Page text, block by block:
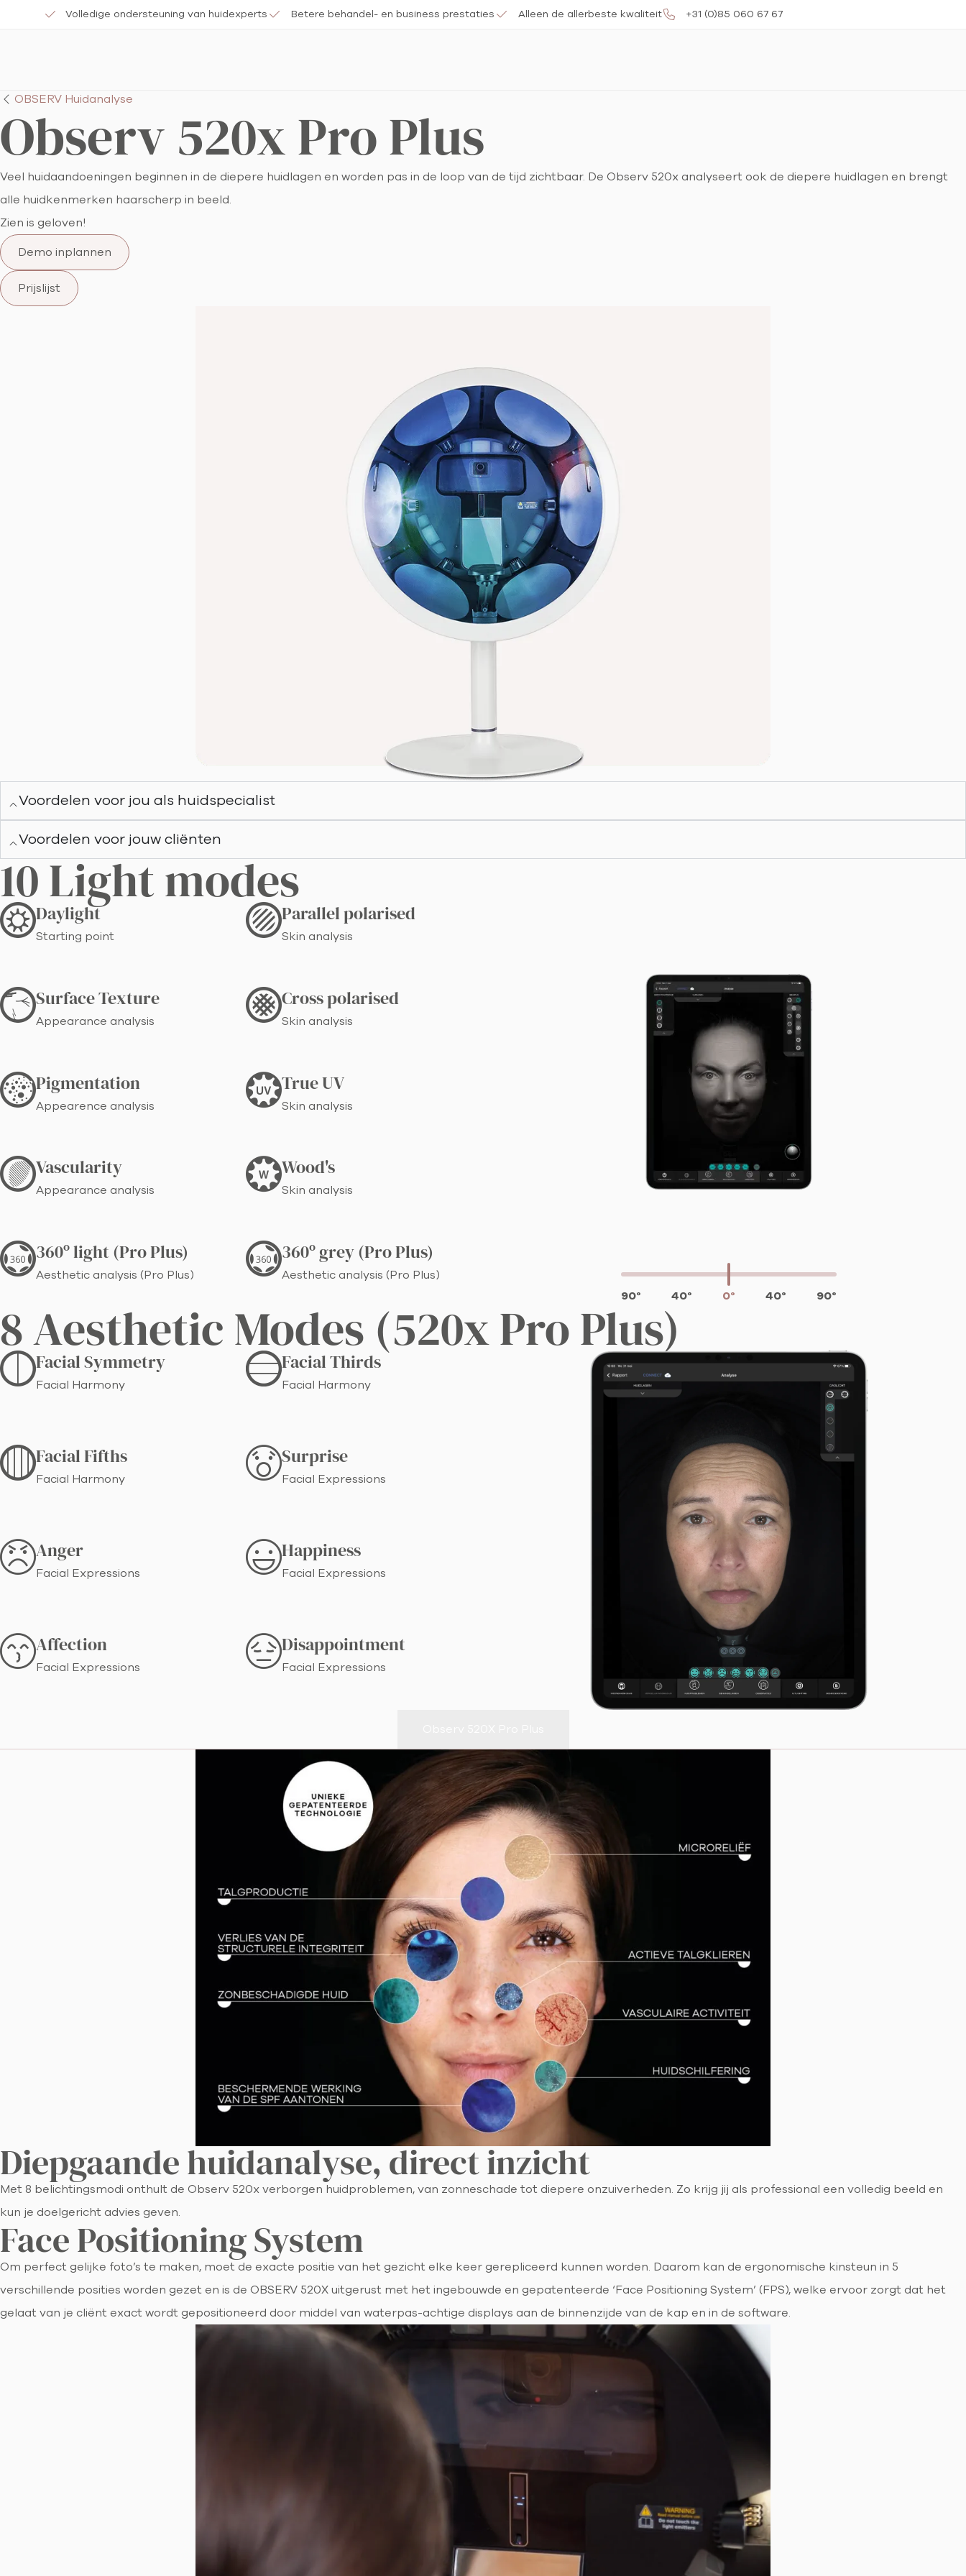
Volledige ondersteuning van huidexperts Betere behandel- en business prestaties Alleen de allerbeste kwaliteit +31 (0)85 060 67 67
OBSERV Huidanalyse
Observ 520x Pro Plus
Veel huidaandoeningen beginnen in de diepere huidlagen en worden pas in de loop van de tijd zichtbaar. De Observ 520x analyseert ook de diepere huidlagen en brengt
alle huidkenmerken haarscherp in beeld.
Zien is geloven!
Demo inplannen
Prijslijst
Voordelen voor jou als huidspecialist
Voordelen voor jouw cliënten
10 Light modes
Daylight
Starting point
Parallel polarised
Skin analysis
Surface Texture
Appearance analysis
Cross polarised
Skin analysis
Pigmentation
Appearence analysis
True UV
Skin analysis
Vascularity
Appearance analysis
Wood's
Skin analysis
360º light (Pro Plus)
Aesthetic analysis (Pro Plus)
360º grey (Pro Plus)
Aesthetic analysis (Pro Plus)
90°
40° 0° 40° 90°
8 Aesthetic Modes (520x Pro Plus)
Facial Symmetry
Facial Harmony
Facial Thirds
Facial Harmony
Facial Fifths
Facial Harmony
Surprise
Facial Expressions
Anger
Facial Expressions
Happiness
Facial Expressions
Affection
Facial Expressions
Disappointment
Facial Expressions
Diepgaande huidanalyse, direct inzicht
Met 8 belichtingsmodi onthult de Observ 520x verborgen huidproblemen, van zonneschade tot diepere onzuiverheden. Zo krijg jij als professional een volledig beeld en
kun je doelgericht advies geven.
Face Positioning System
Om perfect gelijke foto’s te maken, moet de exacte positie van het gezicht elke keer gerepliceerd kunnen worden. Daarom kan de ergonomische kinsteun in 5
verschillende posities worden gezet en is de OBSERV 520X uitgerust met het ingebouwde en gepatenteerde ‘Face Positioning System’ (FPS), welke ervoor zorgt dat het
gelaat van je cliënt exact wordt gepositioneerd door middel van waterpas-achtige displays aan de binnenzijde van de kap en in de software.